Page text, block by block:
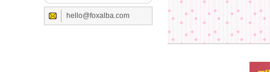
hello@foxalba.com